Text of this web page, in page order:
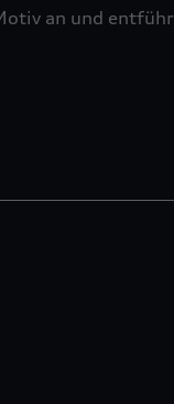
an und